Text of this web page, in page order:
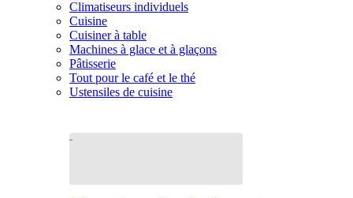
Climatiseurs individuels
Cuisine
Cuisiner à table
Machines à glace et à glaçons
Pâtisserie
Tout pour le café et le thé
Ustensiles de cuisine